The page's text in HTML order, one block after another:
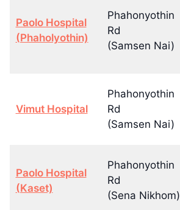
Paolo Hospital
(Phaholyothin)
Phahonyothin
Rd
(Samsen Nai)
Vimut Hospital
Phahonyothin
Rd
(Samsen Nai)
Paolo Hospital
(Kaset)
Phahonyothin
Rd
(Sena Nikhom)